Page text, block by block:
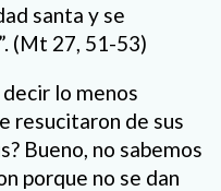
santa y se
(Mt 27, 51-53)
lo menos
resucitaron de sus
Bueno, no sabemos
porque no se dan